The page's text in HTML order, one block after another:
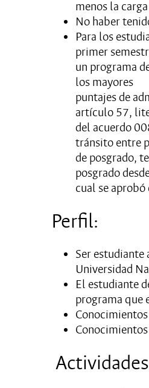
menos la
No haber
Para los
primer
un programa
los mayores
puntajes de
artículo 57,
del acuerdo
tránsito entre
de posgrado,
posgrado
cual se
Perfil:
Ser estudiante
Universidad
El estudiante
programa que